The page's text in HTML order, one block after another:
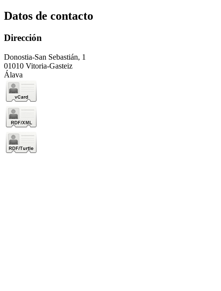
Datos de contacto
Dirección
Donostia-San Sebastián, 1
01010 Vitoria-Gasteiz
Álava